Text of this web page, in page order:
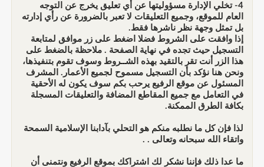
4- تخلي الإدارة مسؤوليتها عن أي تعليق يخرج عن التوجه
العام للموقع، وجميع التعليقات لا تعبر بالضرورة عن رأي إدارته
بل تمثل وجهة نظر ناشرها فقط.
إذا وافقت على الشروط فضلا اضغط على زر موافق لمتابعة
التسجيل حيث تجده في نهاية الصفحة . ملاحظة بالضغط على
هذا الزر أنت تقر بالتقيد بهذه الشــروط وسوف تقوم بتنفيذها،
ونحن هنا نؤكد بأن التسجيل مسموح لجميع الأعمار. المشرف
المسئول عن موقع الرفيع يرحب بكم سوف يكون له الأحقية
في التعامل مع جميع المقاطع المضافة والتعليقات المسجلة
بكافة الطرق الممكنة.
لذا فإن كل ما نطلبه منكم هو التحلي بآدابنا الإسلامية السمحة
واتقاء الله سبحانه وتعالى . .
ما عدا ذلك فإننا نشكر لك اشتراكك بموقع الرفيع ونتمنى أن